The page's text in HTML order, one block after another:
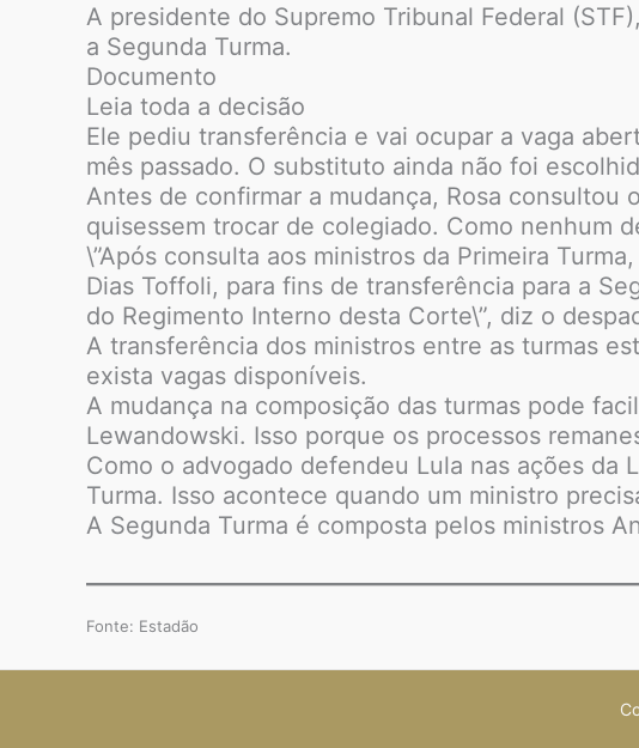
A presidente do Supremo Tribunal Federal
a Segunda Turma.
Documento
Leia toda a decisão
Ele pediu transferência e vai ocupar a vaga
mês passado. O substituto ainda não foi
Antes de confirmar a mudança, Rosa consultou
quisessem trocar de colegiado. Como nenhum
\”Após consulta aos ministros da Primeira
Dias Toffoli, para fins de transferência para a
do Regimento Interno desta Corte\”, diz o
A transferência dos ministros entre as turmas
exista vagas disponíveis.
A mudança na composição das turmas pode
Lewandowski. Isso porque os processos
Como o advogado defendeu Lula nas ações da
Turma. Isso acontece quando um ministro
A Segunda Turma é composta pelos ministros
Fonte: Estadão